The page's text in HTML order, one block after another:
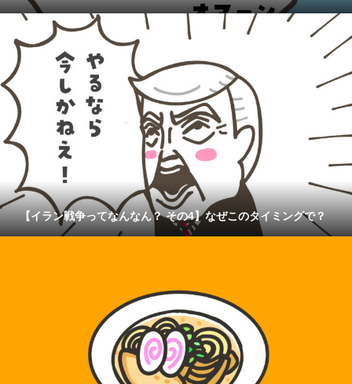
【イラン戦争ってなんなん？ その4】なぜこのタイミングで？